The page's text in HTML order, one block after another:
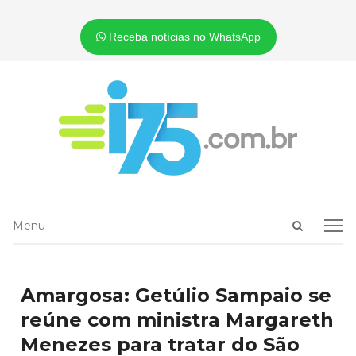
Receba notícias no WhatsApp
Open
Menu
Menu
Amargosa: Getúlio Sampaio se
reúne com ministra Margareth
Menezes para tratar do São